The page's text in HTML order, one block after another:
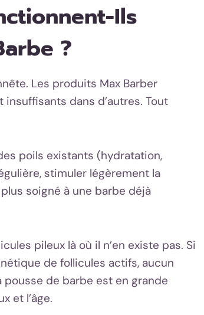
Ils
?
Les produits Max Barber
dans d’autres. Tout
poils existants (hydratation,
stimuler légèrement la
soigné à une barbe déjà
pileux là où il n’en existe pas. Si
de follicules actifs, aucun
pousse de barbe est en grande
et l’âge.